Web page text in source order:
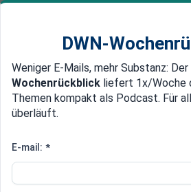
Newsticker MEIN DWN:
Edelmetalle DWN-Magazin
Russen sollen „Würde verteidigen“
EU-
Nemzow-Mord ist
DWN-
Weniger E-Mails, mehr Substanz: Der
Wochenrückblick liefert 1x/Woche
Themen kompakt als Podcast. Für
überläuft.
E-mail: *